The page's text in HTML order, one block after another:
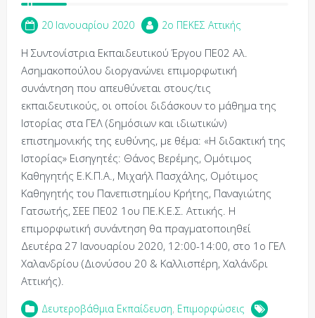
20 Ιανουαρίου 2020 2o ΠΕΚΕΣ Αττικής
Η Συντονίστρια Εκπαιδευτικού Έργου ΠΕ02 Αλ.
Ασημακοπούλου διοργανώνει επιμορφωτική
συνάντηση που απευθύνεται στους/τις
εκπαιδευτικούς, οι οποίοι διδάσκουν το μάθημα της
Ιστορίας στα ΓΕΛ (δημόσιων και ιδιωτικών)
επιστημονικής της ευθύνης, με θέμα: «Η διδακτική της
Ιστορίας» Εισηγητές: Θάνος Βερέμης, Ομότιμος
Καθηγητής Ε.Κ.Π.Α., Μιχαήλ Πασχάλης, Ομότιμος
Kαθηγητής του Πανεπιστημίου Κρήτης, Παναγιώτης
Γατσωτής, ΣΕΕ ΠΕ02 1ου ΠΕ.Κ.Ε.Σ. Αττικής. Η
επιμορφωτική συνάντηση θα πραγματοποιηθεί
Δευτέρα 27 Ιανουαρίου 2020, 12:00-14:00, στο 1ο ΓΕΛ
Χαλανδρίου (Διονύσου 20 & Καλλισπέρη, Χαλάνδρι
Αττικής).
Δευτεροβάθμια Εκπαίδευση, Επιμορφώσεις